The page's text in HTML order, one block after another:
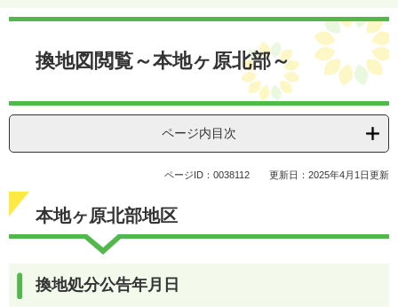
。
て本
換地図閲覧～本地ヶ原北部～
ページ内目次
ページID：0038112 更新日：2025年4月1日更新
本地ヶ原北部地区
換地処分公告年月日